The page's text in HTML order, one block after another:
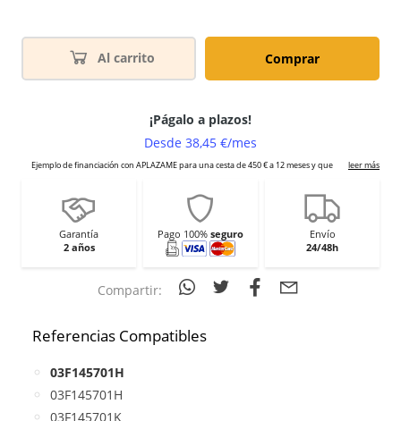
Al carrito Comprar
Garantía
2 años
Pago 100% seguro
Envío
24/48h
Compartir:
Referencias Compatibles
03F145701H
03F145701H
03F145701K